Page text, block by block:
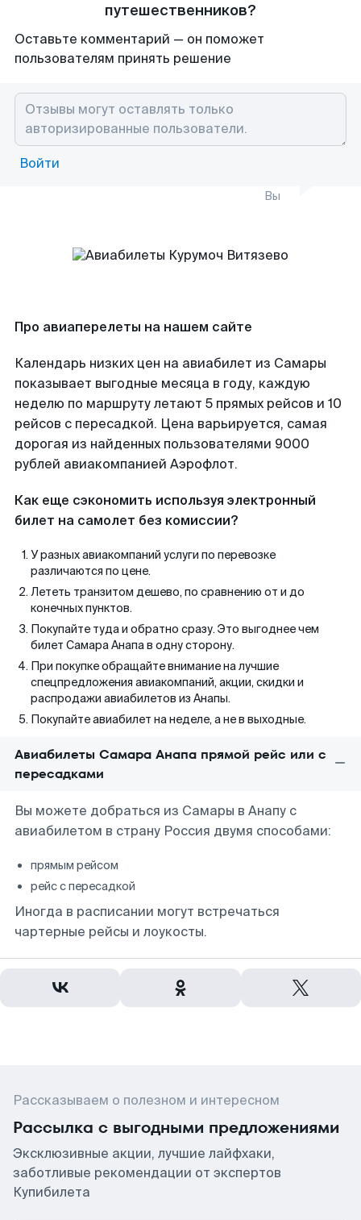
путешественников?
Оставьте комментарий — он поможет
пользователям принять решение
Войти
Вы
Про авиаперелеты на нашем сайте
Календарь низких цен на авиабилет из Самары
показывает выгодные месяца в году, каждую
неделю по маршруту летают 5 прямых рейсов и 10
рейсов с пересадкой. Цена варьируется, самая
дорогая из найденных пользователями 9000
рублей авиакомпанией Аэрофлот.
Как еще сэкономить используя электронный
билет на самолет без комиссии?
У разных авиакомпаний услуги по перевозке
различаются по цене.
Лететь транзитом дешево, по сравнению от и до
конечных пунктов.
Покупайте туда и обратно сразу. Это выгоднее чем
билет Самара Анапа в одну сторону.
При покупке обращайте внимание на лучшие
спецпредложения авиакомпаний, акции, скидки и
распродажи авиабилетов из Анапы.
Покупайте авиабилет на неделе, а не в выходные.
Авиабилеты Самара Анапа прямой рейс или с
пересадками
Вы можете добраться из Самары в Анапу с
авиабилетом в страну Россия двумя способами:
прямым рейсом
рейс с пересадкой
Иногда в расписании могут встречаться
чартерные рейсы и лоукосты.
Рассказываем о полезном и интересном
Рассылка с выгодными предложениями
Эксклюзивные акции, лучшие лайфхаки,
заботливые рекомендации от экспертов
Купибилета